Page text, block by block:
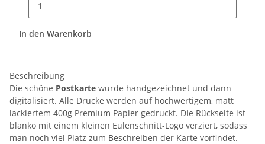
In den Warenkorb
Beschreibung
Die schöne Postkarte wurde handgezeichnet und dann
digitalisiert. Alle Drucke werden auf hochwertigem, matt
lackiertem 400g Premium Papier gedruckt. Die Rückseite ist
blanko mit einem kleinen Eulenschnitt-Logo verziert, sodass
man noch viel Platz zum Beschreiben der Karte vorfindet.